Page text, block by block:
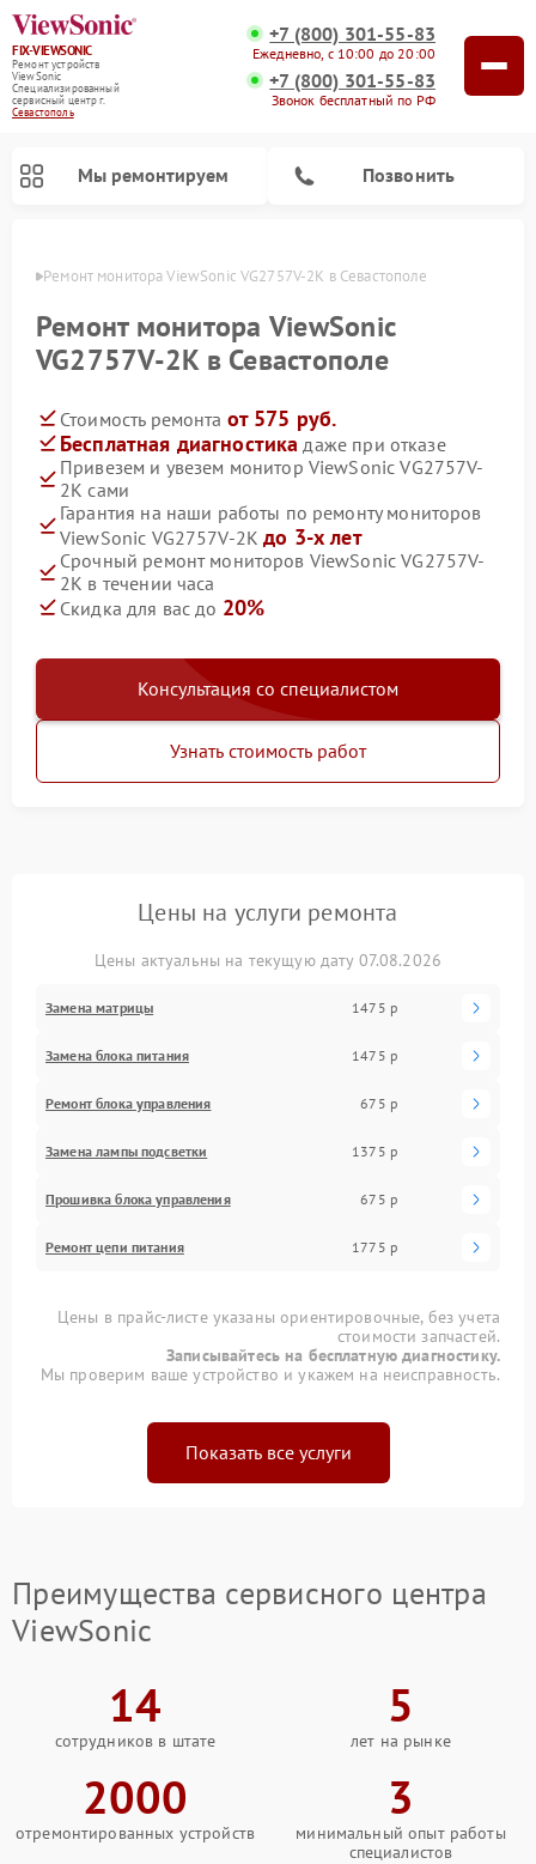
FIX-VIEWSONIC
Ремонт устройств
ViewSonic
Специализированный
cервисный центр г.
Севастополь
+7 (800) 301-55-83
Ежедневно, с 10:00 до 20:00
+7 (800) 301-55-83
Звонок бесплатный по РФ
Мы ремонтируем Позвонить
Ремонт монитора ViewSonic VG2757V-2K в Севастополе
Ремонт монитора ViewSonic
VG2757V-2K в Севастополе
Стоимость ремонта от 575 руб.
Бесплатная диагностика даже при отказе
Привезем и увезем монитор ViewSonic VG2757V-
2K сами
Гарантия на наши работы по ремонту мониторов
ViewSonic VG2757V-2Kдо 3-х лет
Срочный ремонт мониторов ViewSonic VG2757V-
2K в течении часа
Скидка для вас до 20%
Консультация со специалистом
Узнать стоимость работ
Цены на услуги ремонта
Цены актуальны на текущую дату 07.08.2026
Замена матрицы 1475 р
Замена блока питания 1475 р
Ремонт блока управления 675 р
Замена лампы подсветки 1375 р
Прошивка блока управления 675 р
Ремонт цепи питания 1775 р
Цены в прайс-листе указаны ориентировочные, без учета
стоимости запчастей.
Записывайтесь на бесплатную диагностику.
Мы проверим ваше устройство и укажем на неисправность.
Показать все услуги
Преимущества сервисного центра
ViewSonic
14
сотрудников в штате
5
лет на рынке
2000
отремонтированных устройств
3
минимальный опыт работы
специалистов